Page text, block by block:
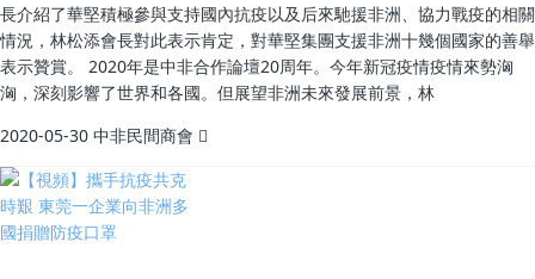
長介紹了華堅積極參與支持國內抗疫以及后來馳援非洲、協力戰疫的相關
情況，林松添會長對此表示肯定，對華堅集團支援非洲十幾個國家的善舉
表示贊賞。 2020年是中非合作論壇20周年。今年新冠疫情疫情來勢洶
洶，深刻影響了世界和各國。但展望非洲未來發展前景，林
2020-05-30 中非民間商會